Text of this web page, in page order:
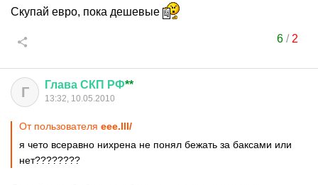
Скупай евро, пока дешевые
6/ 2
Г Глава СКП РФ**
13:32, 10.05.2010
От пользователя еее.lll/
я чето всеравно нихрена не понял бежать за баксами или
нет????????